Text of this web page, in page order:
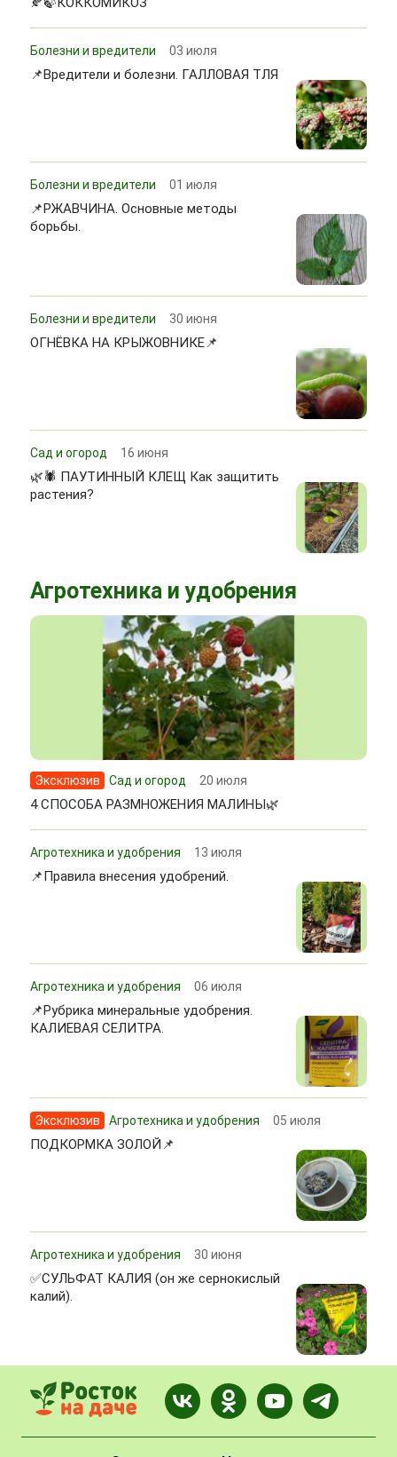
Болезни и вредители 03 июля
📌Вредители и болезни. ГАЛЛОВАЯ ТЛЯ
Болезни и вредители 01 июля
📌РЖАВЧИНА. Основные методы
борьбы.
Болезни и вредители 30 июня
ОГНЁВКА НА КРЫЖОВНИКЕ📌
Сад и огород 16 июня
🌿🕷 ПАУТИННЫЙ КЛЕЩ Как защитить
растения?
Агротехника и удобрения
Эксклюзив Сад и огород 20 июля
4 СПОСОБА РАЗМНОЖЕНИЯ МАЛИНЫ🌿
Агротехника и удобрения 13 июля
📌Правила внесения удобрений.
Агротехника и удобрения 06 июля
📌Рубрика минеральные удобрения.
КАЛИЕВАЯ СЕЛИТРА.
Эксклюзив Агротехника и удобрения 05 июля
ПОДКОРМКА ЗОЛОЙ📌
Агротехника и удобрения 30 июня
✅СУЛЬФАТ КАЛИЯ (он же сернокислый
калий).